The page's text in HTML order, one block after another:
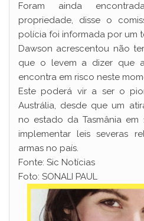
Foram ainda
propriedade, disse o
polícia foi informada por um
Dawson acrescentou não
que o levem a dizer que
encontra em risco neste
Este poderá vir a ser o
Austrália, desde que um
no estado da Tasmânia
implementar leis severas
armas no país.
Fonte: Sic Notícias
Foto: SONALI PAUL